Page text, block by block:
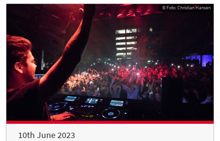
© Foto: Christian Hansen
10th June 2023